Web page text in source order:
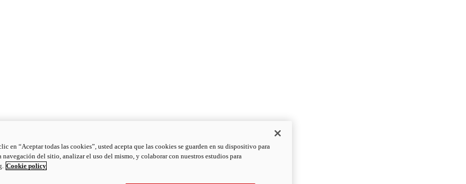
en “Aceptar todas las cookies”, usted acepta que las cookies se guarden en su dispositivo para
navegación del sitio, analizar el uso del mismo, y colaborar con nuestros estudios para
Cookie policy